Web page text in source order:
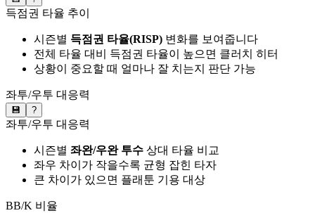
득점권 타율 추이
시즌별 득점권 타율(RISP) 변화를 보여줍니다
전체 타율 대비 득점권 타율이 높으면 클러치 히터
상황이 중요할 때 얼마나 잘 치는지 판단 가능
좌투/우투 대응력
💾 ?
좌투/우투 대응력
시즌별 좌완/우완 투수 상대 타율 비교
좌우 차이가 작을수록 균형 잡힌 타자
큰 차이가 있으면 플래툰 기용 대상
BB/K 비율